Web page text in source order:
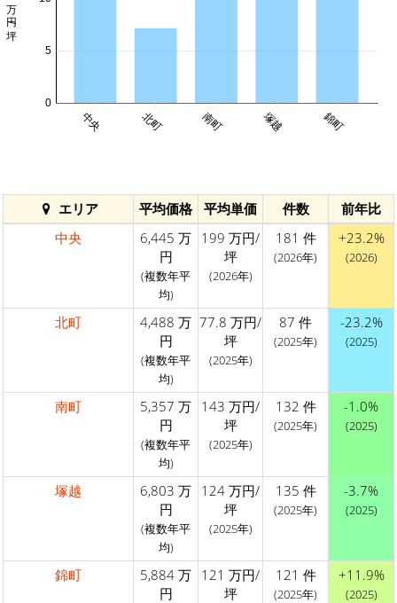
中央 北町 南町 塚越 錦町
0
5
エリア 平均価格 平均単価 件数
前年比
中央
6,445 万
円
(複数年平
均)
199 万円/
坪
(2026年)
181 件
(2026年)
+23.2%
(2026)
北町
4,488 万
円
(複数年平
均)
77.8 万円/
坪
(2025年)
87 件
(2025年)
-23.2%
(2025)
南町
5,357 万
円
(複数年平
均)
143 万円/
坪
(2025年)
132 件
(2025年)
-1.0%
(2025)
塚越
6,803 万
円
(複数年平
均)
124 万円/
坪
(2025年)
135 件
(2025年)
-3.7%
(2025)
錦町
5,884 万
円
121 万円/
坪
121 件
(2025年)
+11.9%
(2025)